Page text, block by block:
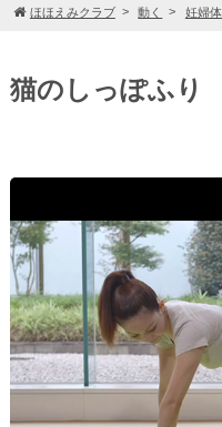
ほほえみクラブ 動く 妊婦
猫のしっぽふり